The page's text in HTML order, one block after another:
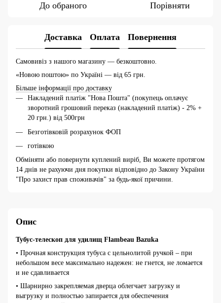
До обраного Порівняти
Доставка Оплата Повернення
Самовивіз з нашого магазину — безкоштовно.
«Новою поштою» по Україні — від 65 грн.
Більше інформації про доставку
Накладений платіж "Нова Пошта" (покупець оплачує
зворотний грошовий переказ (накладений платіж) - 2% +
20 грн.) від 500грн
Безготівковій розрахунок ФОП
готівкою
Обміняти або повернути куплений виріб, Ви можете протягом
14 днів не рахуючи дня покупки відповідно до Закону України
"Про захист прав споживачів" за будь-якої причини.
Опис
Тубус-телескоп для удилищ Flambeau Bazuka
• Прочная конструкция тубуса с цельнолитой ручкой – при
небольшом весе максимально надежен: не гнется, не ломается
и не сдавливается
• Шарнирно закрепляемая дверца облегчает загрузку и
выгрузку и полностью запирается для обеспечения